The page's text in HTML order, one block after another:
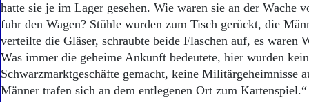
Abo Prämien
Archiv
Mediadaten
Kontakt
Impressum
Datenschutz
hatte sie je im Lager gesehen. Wie waren sie an der Wache
fuhr den Wagen? Stühle wurden zum Tisch gerückt, die
verteilte die Gläser, schraubte beide Flaschen auf, es waren
Was immer die geheime Ankunft bedeutete, hier wurden
Schwarzmarktgeschäfte gemacht, keine Militärgeheimnisse
Männer trafen sich an dem entlegenen Ort zum Kartenspiel.“